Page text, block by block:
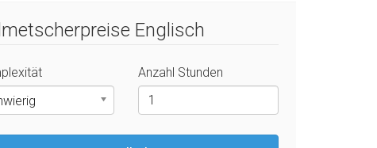
Englisch
Anzahl Stunden